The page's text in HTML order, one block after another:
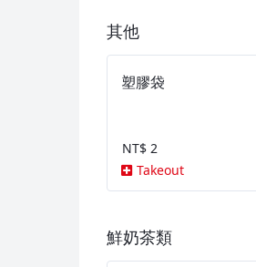
其他
塑膠袋
NT$ 2
Takeout
鮮奶茶類